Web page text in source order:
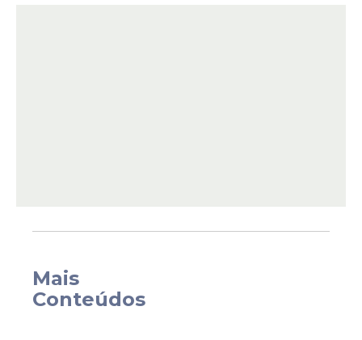
alegando que fez apenas reação a um
vídeo.
Mais
Conteúdos